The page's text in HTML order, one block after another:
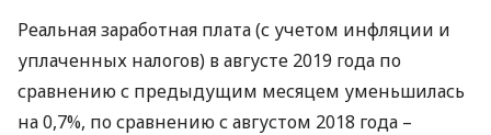
Реальная заработная плата (с учетом инфляции и
уплаченных налогов) в августе 2019 года по
сравнению с предыдущим месяцем уменьшилась
на 0,7%, по сравнению с августом 2018 года –